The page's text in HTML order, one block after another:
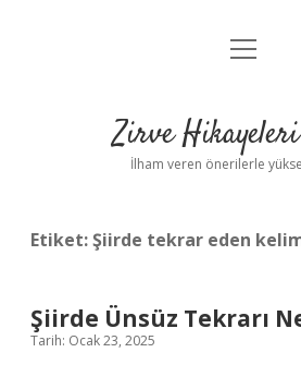
Anasayfa
Yasal Uyarı
menüyü
Zirve
İlham veren önerilerle
Etiket:Şiirde tekrar eden
Şiirde Ünsüz Tekrarı
Tarih: Ocak 23, 2025